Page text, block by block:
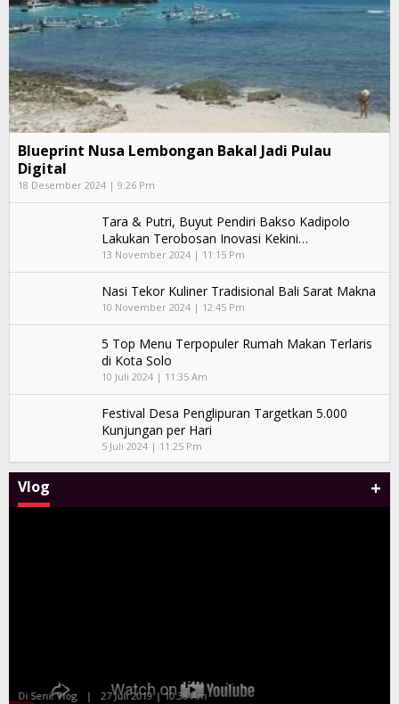
Blueprint Nusa Lembongan Bakal Jadi Pulau
Digital
18 Desember 2024 | 9:26 Pm
Tara & Putri, Buyut Pendiri Bakso Kadipolo
Lakukan Terobosan Inovasi Kekini…
13 November 2024 | 11:15 Pm
Nasi Tekor Kuliner Tradisional Bali Sarat Makna
10 November 2024 | 12:45 Pm
5 Top Menu Terpopuler Rumah Makan Terlaris
di Kota Solo
10 Juli 2024 | 11:35 Am
Festival Desa Penglipuran Targetkan 5.000
Kunjungan per Hari
5 Juli 2024 | 11:25 Pm
Vlog +
Tony Q dan Album Kompilasi Bali Sand
Di Seni, Vlog | 27 Juli 2019 | 10:38 Am